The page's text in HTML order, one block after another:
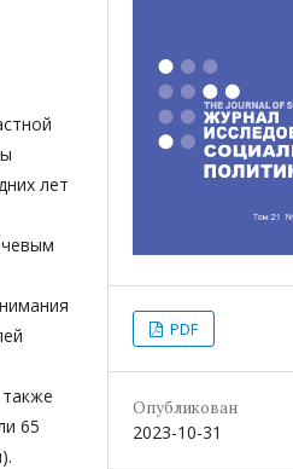
лет
65
PDF
Опубликован
2023-10-31